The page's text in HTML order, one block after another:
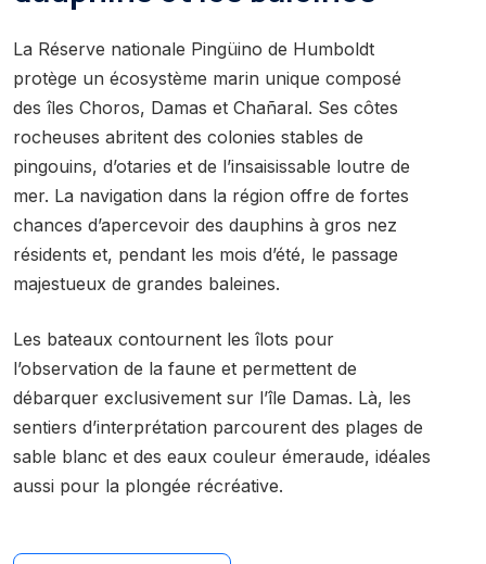
La Réserve nationale Pingüino de Humboldt
protège un écosystème marin unique composé
des îles Choros, Damas et Chañaral. Ses côtes
rocheuses abritent des colonies stables de
pingouins, d’otaries et de l’insaisissable loutre de
mer. La navigation dans la région offre de fortes
chances d’apercevoir des dauphins à gros nez
résidents et, pendant les mois d’été, le passage
majestueux de grandes baleines.
Les bateaux contournent les îlots pour
l’observation de la faune et permettent de
débarquer exclusivement sur l’île Damas. Là, les
sentiers d’interprétation parcourent des plages de
sable blanc et des eaux couleur émeraude, idéales
aussi pour la plongée récréative.